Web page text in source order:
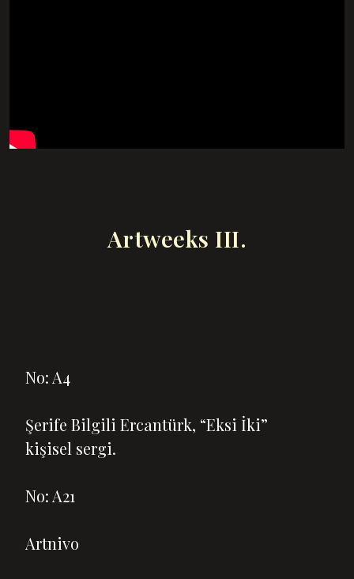
Artweeks III.
No: A4
Şerife Bilgili Ercantürk, “Eksi İki”
kişisel sergi.
No: A21
Artnivo